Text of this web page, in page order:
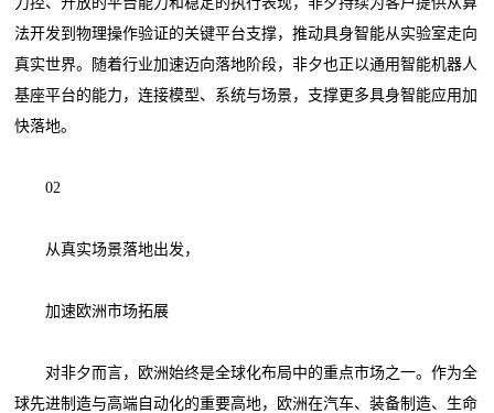
法开发到物理操作验证的关键平台支撑，推动具身智能从实验室走向
真实世界。随着行业加速迈向落地阶段，非夕也正以通用智能机器人
基座平台的能力，连接模型、系统与场景，支撑更多具身智能应用加
快落地。
02
从真实场景落地出发，
加速欧洲市场拓展
对非夕而言，欧洲始终是全球化布局中的重点市场之一。作为全
球先进制造与高端自动化的重要高地，欧洲在汽车、装备制造、生命